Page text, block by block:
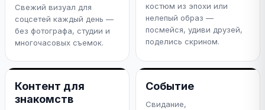
Свежий визуал для
соцсетей каждый день —
без фотографа, студии и
многочасовых съемок.
костюм из эпохи или
нелепый образ —
посмейся, удиви друзей,
поделись скрином.
Контент для
знакомств
Событие
Свидание,